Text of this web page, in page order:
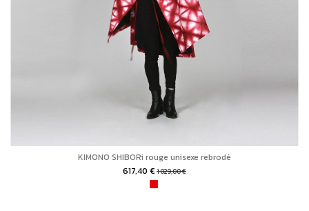
KIMONO SHIBORi rouge unisexe rebrodé
617,40 € 1 029,00 €